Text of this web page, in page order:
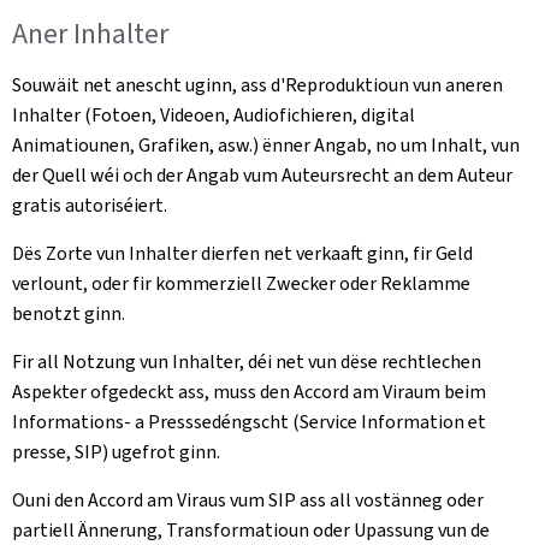
Aner Inhalter
Souwäit net anescht uginn, ass d'Reproduktioun vun aneren
Inhalter (Fotoen, Videoen, Audiofichieren, digital
Animatiounen, Grafiken, asw.) ënner Angab, no um Inhalt, vun
der Quell wéi och der Angab vum Auteursrecht an dem Auteur
gratis autoriséiert.
Dës Zorte vun Inhalter dierfen net verkaaft ginn, fir Geld
verlount, oder fir kommerziell Zwecker oder Reklamme
benotzt ginn.
Fir all Notzung vun Inhalter, déi net vun dëse rechtlechen
Aspekter ofgedeckt ass, muss den Accord am Viraum beim
Informations- a Presssedéngscht (Service Information et
presse, SIP) ugefrot ginn.
Ouni den Accord am Viraus vum SIP ass all vostänneg oder
partiell Ännerung, Transformatioun oder Upassung vun de